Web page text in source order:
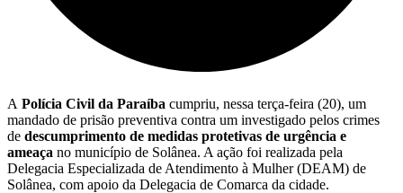
A Polícia Civil da Paraíba cumpriu, nessa terça-feira (20), um
mandado de prisão preventiva contra um investigado pelos crimes
de descumprimento de medidas protetivas de urgência e
ameaça no município de Solânea. A ação foi realizada pela
Delegacia Especializada de Atendimento à Mulher (DEAM) de
Solânea, com apoio da Delegacia de Comarca da cidade.